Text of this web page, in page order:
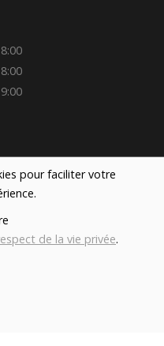
pour faciliter votre
de la vie privée.